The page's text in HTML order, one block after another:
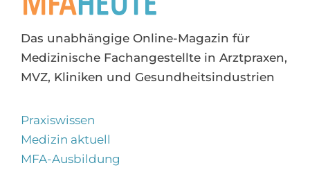
Das unabhängige Online-Magazin für
Medizinische Fachangestellte in Arztpraxen,
MVZ, Kliniken und Gesundheitsindustrien
Praxiswissen
Medizin aktuell
MFA-Ausbildung